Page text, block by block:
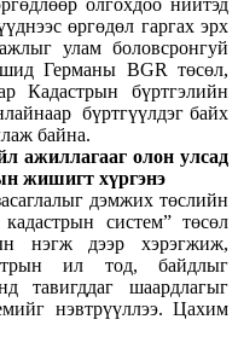
олгохдоо нийтэд
өргөдөл гаргах эрх
улам боловсронгуй
Германы BGR төсөл,
Кадастрын бүртгэлийн
бүртгүүлдэг байх
байна.
ажиллагааг олон улсад
жишигт хүргэнэ
дэмжих төслийн
систем” төсөл
нэгж дээр хэрэгжиж,
ил тод, байдлыг
тавигддаг шаардлагыг
нэвтрүүллээ. Цахим